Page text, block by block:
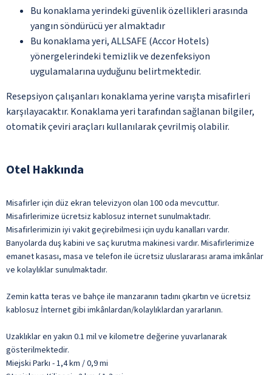
Bu konaklama yerindeki güvenlik özellikleri arasında
yangın söndürücü yer almaktadır
Bu konaklama yeri, ALLSAFE (Accor Hotels)
yönergelerindeki temizlik ve dezenfeksiyon
uygulamalarına uyduğunu belirtmektedir.
Resepsiyon çalışanları konaklama yerine varışta misafirleri
karşılayacaktır. Konaklama yeri tarafından sağlanan bilgiler,
otomatik çeviri araçları kullanılarak çevrilmiş olabilir.
Otel Hakkında
Misafirler için düz ekran televizyon olan 100 oda mevcuttur.
Misafirlerimize ücretsiz kablosuz internet sunulmaktadır.
Misafirlerimizin iyi vakit geçirebilmesi için uydu kanalları vardır.
Banyolarda duş kabini ve saç kurutma makinesi vardır. Misafirlerimize
emanet kasası, masa ve telefon ile ücretsiz uluslararası arama imkânlar
ve kolaylıklar sunulmaktadır.
Zemin katta teras ve bahçe ile manzaranın tadını çıkartın ve ücretsiz
kablosuz İnternet gibi imkânlardan/kolaylıklardan yararlanın.
Uzaklıklar en yakın 0.1 mil ve kilometre değerine yuvarlanarak
gösterilmektedir.
Miejski Parkı - 1,4 km / 0,9 mi